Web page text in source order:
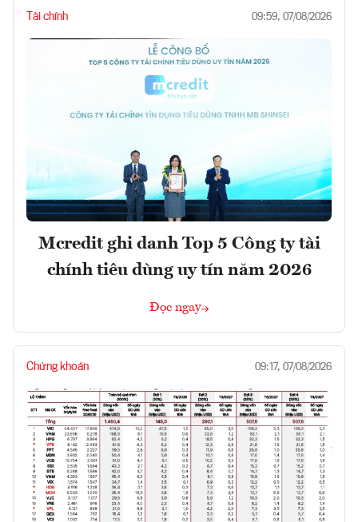
Tài chính 09:59, 07/08/2026
Mcredit ghi danh Top 5 Công ty tài
chính tiêu dùng uy tín năm 2026
Đọc ngay
Chứng khoán 09:17, 07/08/2026